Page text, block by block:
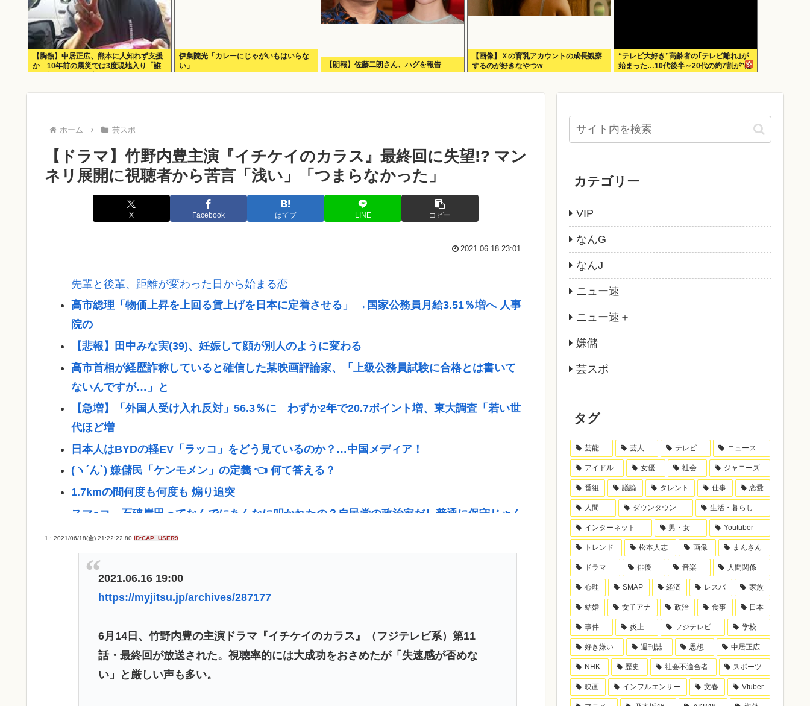
【胸熱】中居正広、熊本に人知れず支援
か 10年前の震災では3度現地入り「誰
にも知られなくて良い」
伊集院光「カレーにじゃがいもはいらな
い」
【朗報】佐藤二朗さん、ハグを報告
【画像】Ｘの育乳アカウントの成長観察
するのが好きなやつw
“テレビ大好き”高齢者の｢テレビ離れ｣が
始まった…10代後半～20代の約7割が”ほ
ぼ見ない”
ホーム 芸スポ
【ドラマ】竹野内豊主演『イチケイのカラス』最終回に失望!? マン
ネリ展開に視聴者から苦言「浅い」「つまらなかった」
X Facebook はてブ LINE コピー
2021.06.18 23:01
先輩と後輩、距離が変わった日から始まる恋
高市総理「物価上昇を上回る賃上げを日本に定着させる」 →国家公務員月給3.51％増へ 人事
院の
【悲報】田中みな実(39)、妊娠して顔が別人のように変わる
高市首相が経歴詐称していると確信した某映画評論家、「上級公務員試験に合格とは書いて
ないんですが…」と
【急増】「外国人受け入れ反対」56.3％に わずか2年で20.7ポイント増、東大調査「若い世
代ほど増
日本人はBYDの軽EV「ラッコ」をどう見ているのか？…中国メディア！
(ヽ´ん`) 嫌儲民「ケンモメン」の定義 👈 何て答える？
1.7kmの間何度も何度も 煽り追突
スマ●コ、石破岸田ってなんでにあんなに叩かれたの？自民党の政治家だし普通に保守じゃん
ボロい安い車って最強じゃね？
【朗報】 国交省「『四国新幹線』と『東九州新幹線』、ガチで検討するわ。ガチのマジ」
グリーンコーラ？！
誤って脳幹を摘出された女性､重篤な植物状態だが､意識は正常で何かを思考していると判明
【悲報】コメ卸大手さん、営業利益83％減 高値で買い込んだ米が売れず「損切り祭り」開
【画像】男の一人暮らし部屋、結局このあたりが最強www
1 : 2021/06/18(金) 21:22:22.80 ID:CAP_USER9
2021.06.16 19:00
https://myjitsu.jp/archives/287177
6月14日、竹野内豊の主演ドラマ『イチケイのカラス』（フジテレビ系）第11
話・最終回が放送された。視聴率的には大成功をおさめたが「失速感が否めな
い」と厳しい声も多い。
カテゴリー
VIP
なんG
なんJ
ニュー速
ニュー速＋
嫌儲
芸スポ
タグ
芸能 芸人 テレビ ニュース
アイドル 女優 社会 ジャニーズ
番組 議論 タレント 仕事 恋愛
人間 ダウンタウン 生活・暮らし
インターネット 男・女 Youtuber
トレンド 松本人志 画像 まんさん
ドラマ 俳優 音楽 人間関係
心理 SMAP 経済 レスバ 家族
結婚 女子アナ 政治 食事 日本
事件 炎上 フジテレビ 学校
好き嫌い 週刊誌 思想 中居正広
NHK 歴史 社会不適合者 スポーツ
映画 インフルエンサー 文春 Vtuber